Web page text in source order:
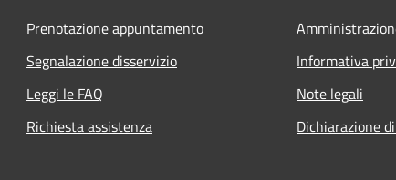
Prenotazione appuntamento
Segnalazione disservizio
Leggi le FAQ
Richiesta assistenza
Informativa
Note legali
Dichiarazione